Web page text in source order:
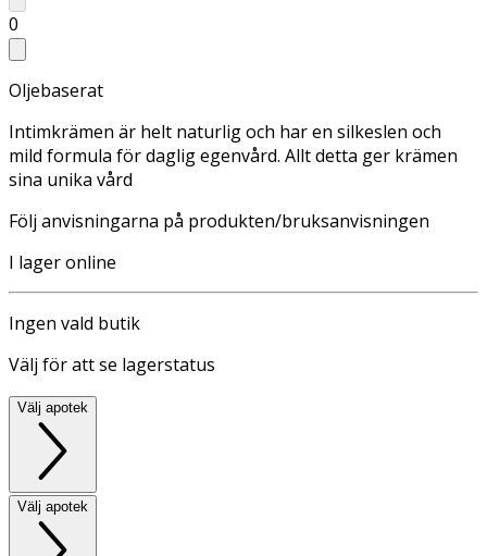
0
Oljebaserat
Intimkrämen är helt naturlig och har en silkeslen och
mild formula för daglig egenvård. Allt detta ger krämen
sina unika vård
Följ anvisningarna på produkten/bruksanvisningen
I lager online
Ingen vald butik
Välj för att se lagerstatus
Välj apotek
Välj apotek